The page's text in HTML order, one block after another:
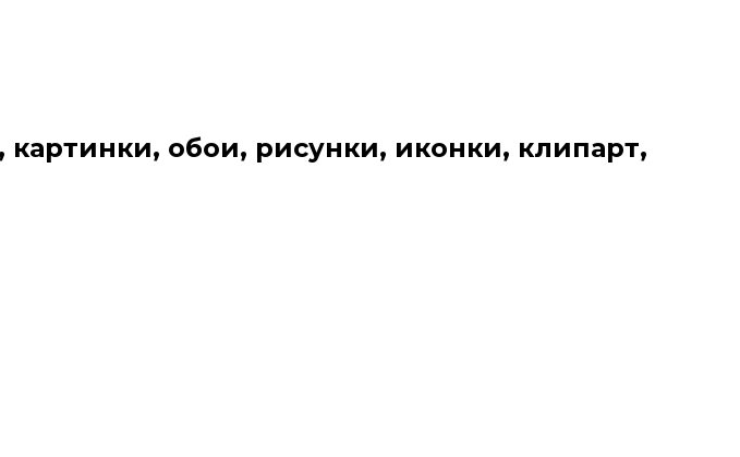
обои, рисунки, иконки, клипарт,